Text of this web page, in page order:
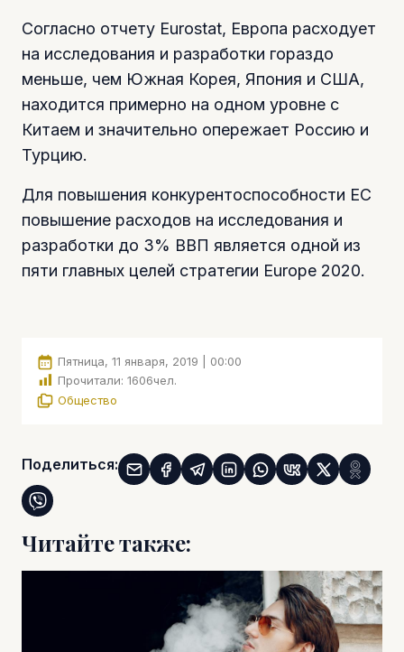
Согласно отчету Eurostat, Европа расходует
на исследования и разработки гораздо
меньше, чем Южная Корея, Япония и США,
находится примерно на одном уровне с
Китаем и значительно опережает Россию и
Турцию.
Для повышения конкурентоспособности ЕС
повышение расходов на исследования и
разработки до 3% ВВП является одной из
пяти главных целей стратегии Europe 2020.
Пятница, 11 января, 2019 | 00:00
Прочитали: 1606чел.
Общество
Поделиться:
Читайте также: